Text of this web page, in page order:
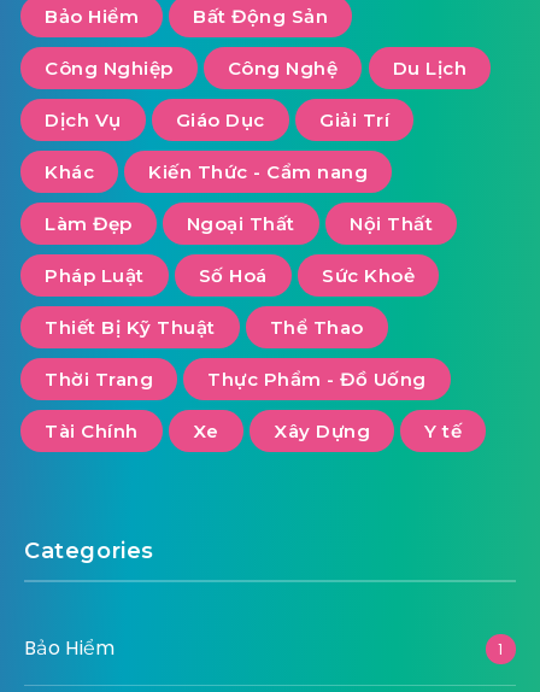
Bảo Hiểm Bất Động Sản
Công Nghiệp Công Nghệ Du Lịch
Dịch Vụ Giáo Dục Giải Trí
Khác Kiến Thức - Cẩm nang
Làm Đẹp Ngoại Thất Nội Thất
Pháp Luật Số Hoá Sức Khoẻ
Thiết Bị Kỹ Thuật Thể Thao
Thời Trang Thực Phẩm - Đồ Uống
Tài Chính Xe Xây Dựng Y tế
Categories
Bảo Hiểm 1